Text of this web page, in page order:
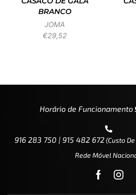
BRANCO
JOMA
€29,52
Horário de Funcionamento
916 283 750 | 915 482 672(custo De
Rede Móvel